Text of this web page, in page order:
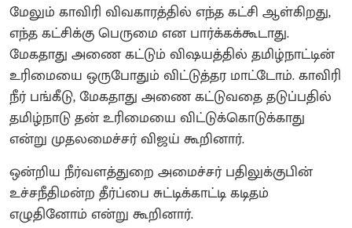
மேலும் காவிரி விவகாரத்தில் எந்த கட்சி ஆள்கிறது,
எந்த கட்சிக்கு பெருமை என பார்க்கக்கூடாது.
மேகதாது அணை கட்டும் விஷயத்தில் தமிழ்நாட்டின்
உரிமையை ஒருபோதும் விட்டுத்தர மாட்டோம். காவிரி
நீர் பங்கீடு, மேகதாது அணை கட்டுவதை தடுப்பதில்
தமிழ்நாடு தன் உரிமையை விட்டுக்கொடுக்காது
என்று முதலமைச்சர் விஜய் கூறினார்.
ஒன்றிய நீர்வளத்துறை அமைச்சர் பதிலுக்குபின்
உச்சநீதிமன்ற தீர்ப்பை சுட்டிக்காட்டி கடிதம்
எழுதினோம் என்று கூறினார்.